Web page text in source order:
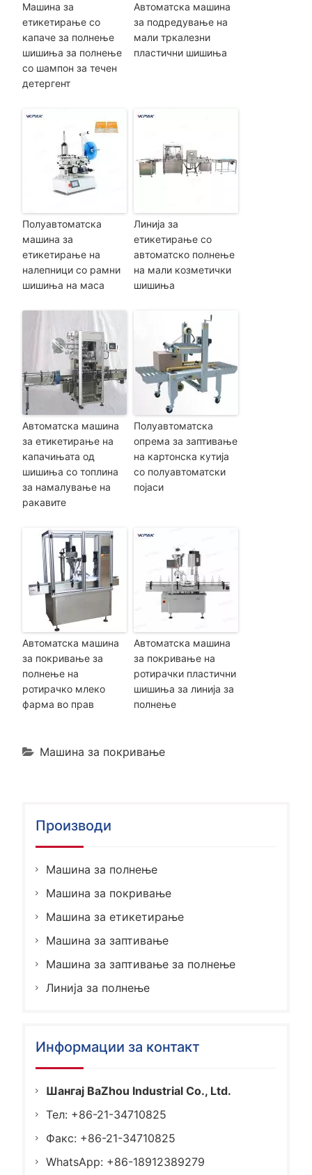
Машина за
етикетирање со
капаче за полнење
шишиња за полнење
со шампон за течен
детергент
Автоматска машина
за подредување на
мали тркалезни
пластични шишиња
Полуавтоматска
машина за
етикетирање на
налепници со рамни
шишиња на маса
Линија за
етикетирање со
автоматско полнење
на мали козметички
шишиња
Автоматска машина
за етикетирање на
капачињата од
шишиња со топлина
за намалување на
ракавите
Полуавтоматска
опрема за заптивање
на картонска кутија
со полуавтоматски
појаси
Автоматска машина
за покривање за
полнење на
ротирачко млеко
фарма во прав
Автоматска машина
за покривање на
ротирачки пластични
шишиња за линија за
полнење
Машина за покривање
Производи
Машина за полнење
Машина за покривање
Машина за етикетирање
Машина за заптивање
Машина за заптивање за полнење
Линија за полнење
Информации за контакт
Шангај BaZhou Industrial Co., Ltd.
Тел: +86-21-34710825
Факс: +86-21-34710825
WhatsApp: +86-18912389279